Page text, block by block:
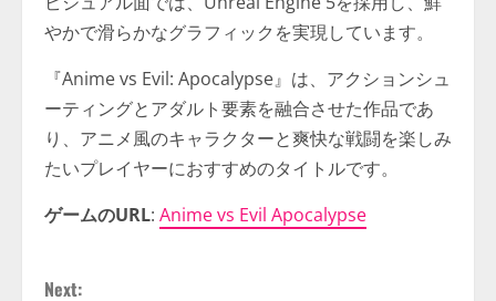
やかで滑らかなグラフィックを実現しています。
『Anime vs Evil: Apocalypse』は、アクションシュ
ーティングとアダルト要素を融合させた作品であ
り、アニメ風のキャラクターと爽快な戦闘を楽しみ
たいプレイヤーにおすすめのタイトルです。
ゲームのURL: Anime vs Evil Apocalypse
C
Next: